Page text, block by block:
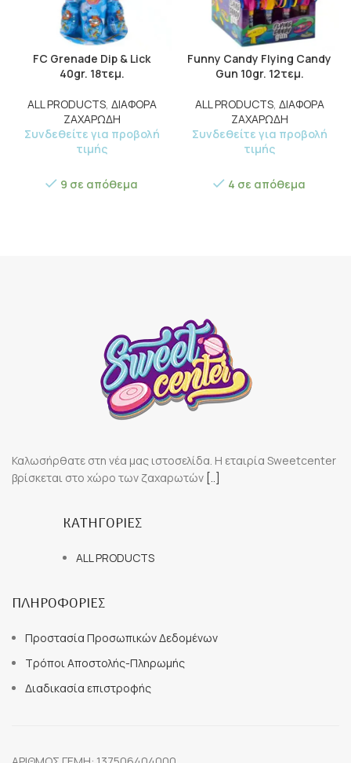
FC Grenade Dip & Lick
40gr. 18τεμ.
ALL PRODUCTS, ΔΙΑΦΟΡΑ
ΖΑΧΑΡΩΔΗ
Συνδεθείτε για προβολή
τιμής
9 σε απόθεμα
Funny Candy Flying Candy
Gun 10gr. 12τεμ.
ALL PRODUCTS, ΔΙΑΦΟΡΑ
ΖΑΧΑΡΩΔΗ
Συνδεθείτε για προβολή
τιμής
4 σε απόθεμα
Καλωσήρθατε στη νέα μας ιστοσελίδα. Η εταιρία Sweetcenter
βρίσκεται στο χώρο των ζαχαρωτών [..]
ΚΑΤΗΓΟΡΙΕΣ
ALL PRODUCTS
ΠΛΗΡΟΦΟΡΙΕΣ
Προστασία Προσωπικών Δεδομένων
Τρόποι Αποστολής-Πληρωμής
Διαδικασία επιστροφής